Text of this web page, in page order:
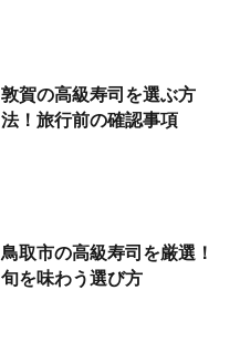
敦賀の高級寿司を選ぶ方
法！旅行前の確認事項
鳥取市の高級寿司を厳選！
旬を味わう選び方